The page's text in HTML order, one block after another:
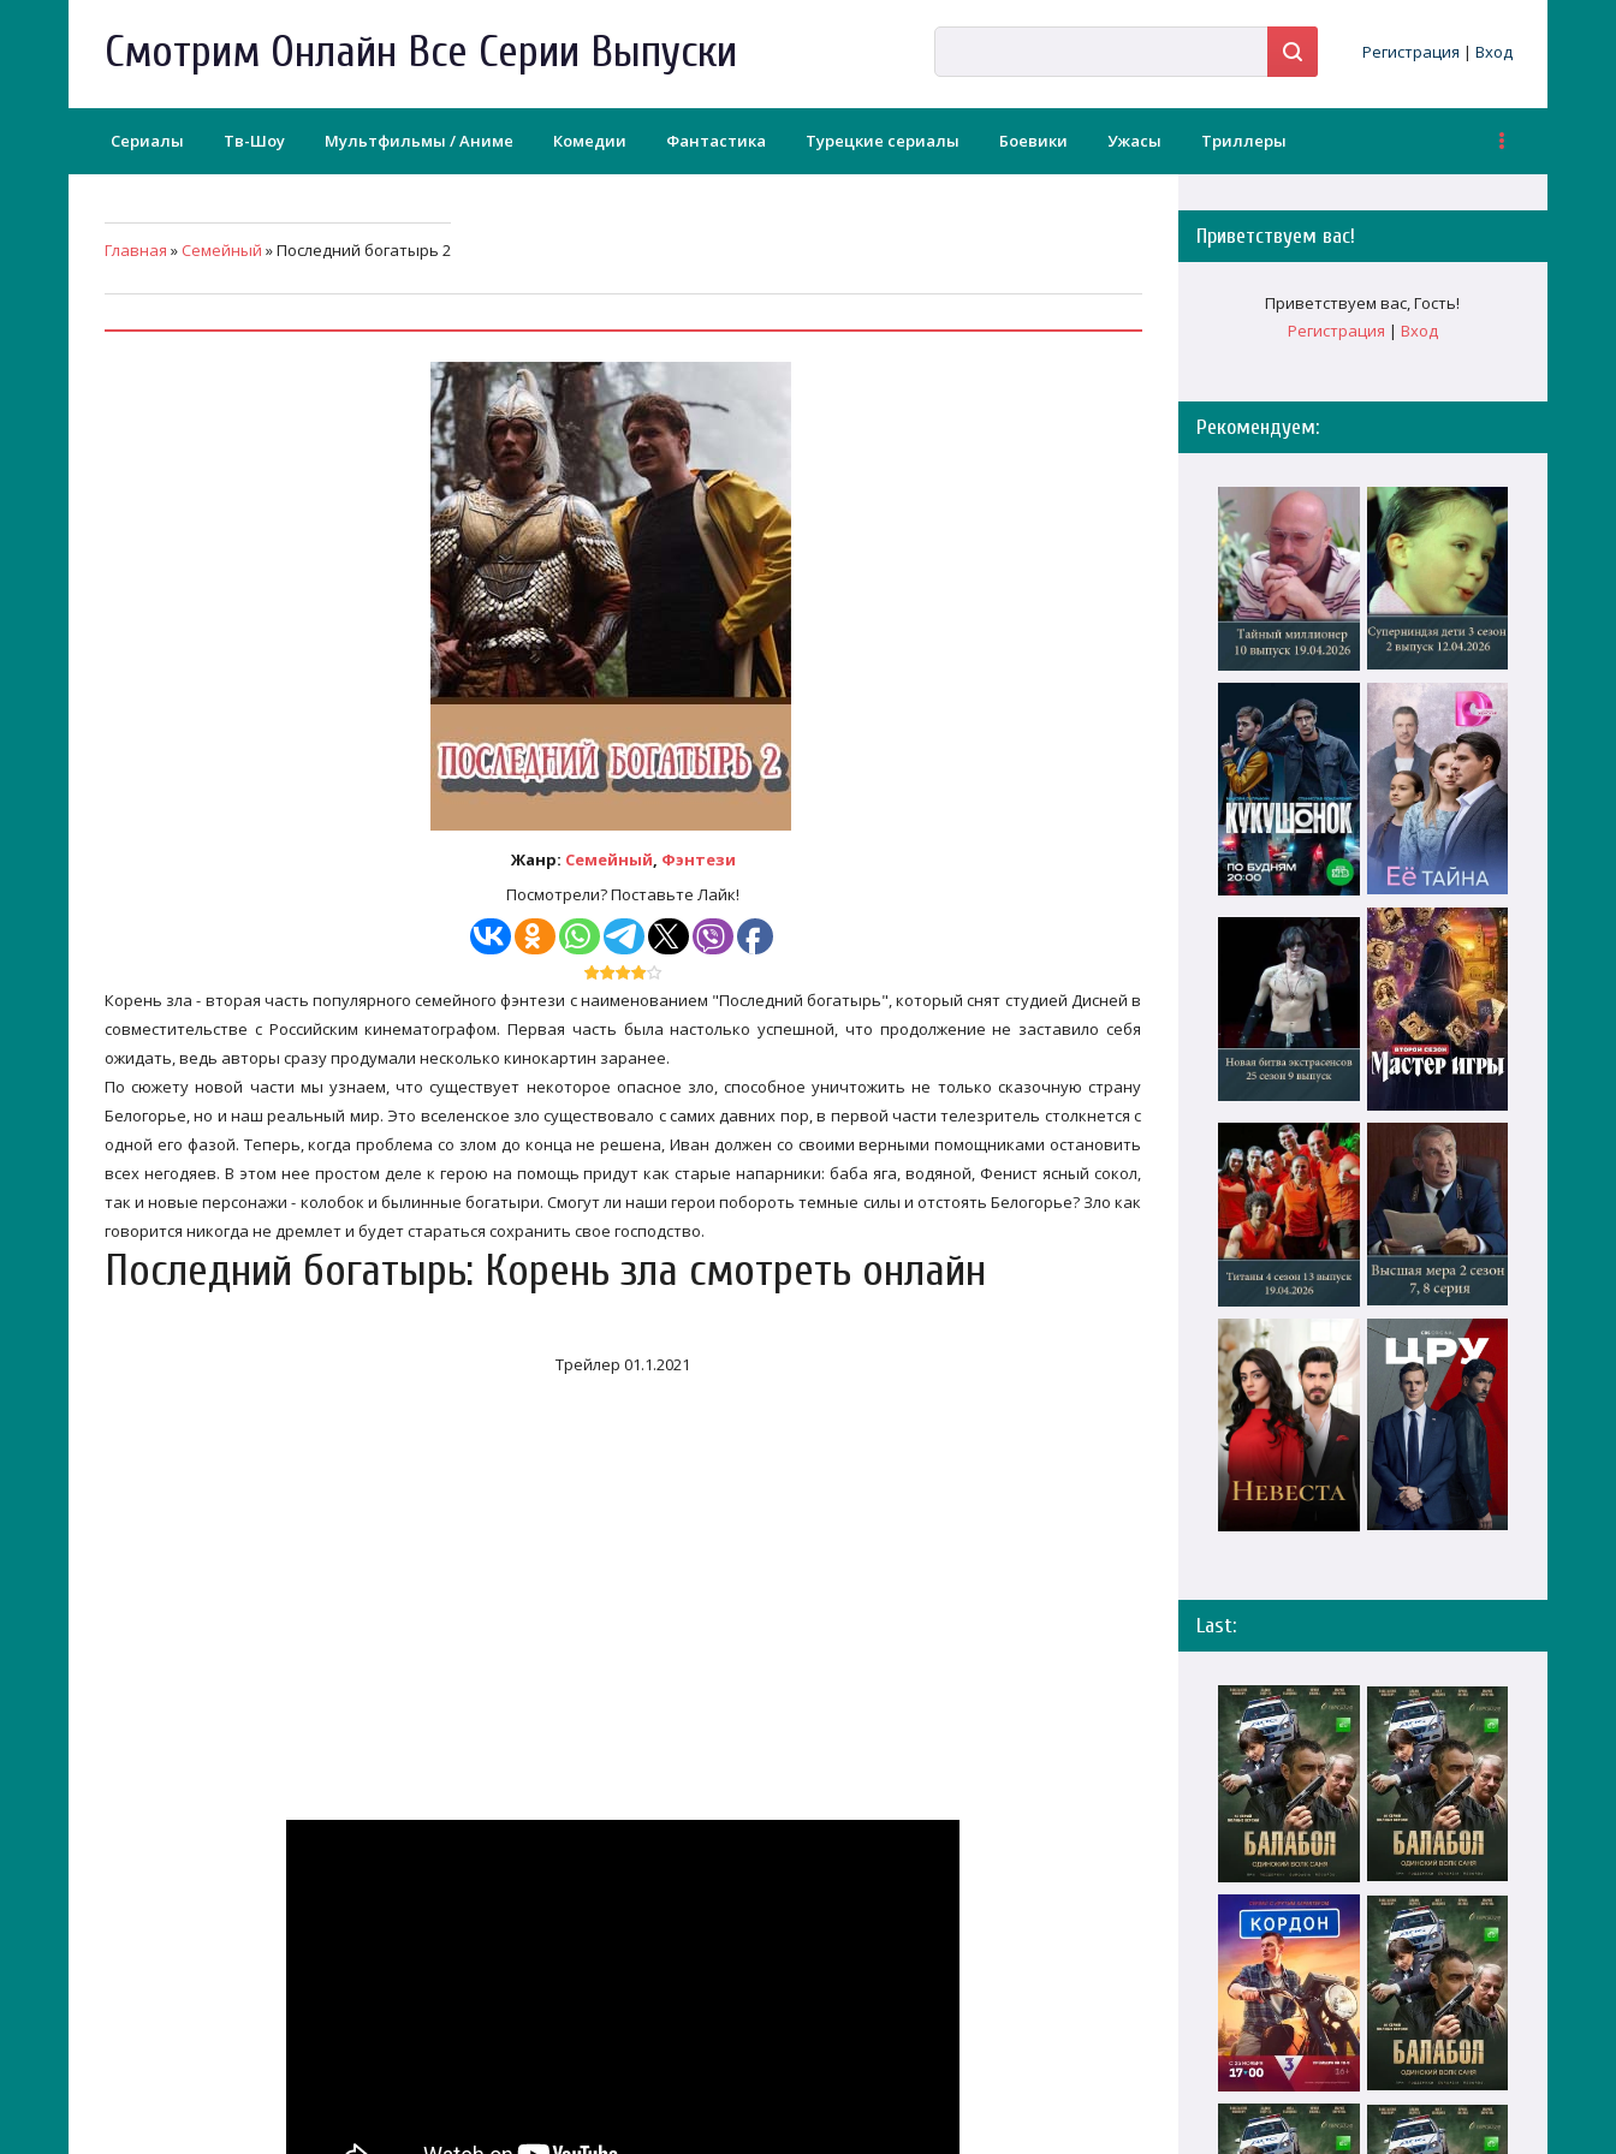
Смотрим Онлайн Все Серии Выпуски Регистрация | Вход
Сериалы Тв-Шоу Мультфильмы / Аниме Комедии Фантастика Турецкие сериалы Боевики Ужасы Триллеры
Главная » Семейный » Последний богатырь 2
Жанр: Семейный, Фэнтези
Посмотрели? Поставьте Лайк!
Корень зла - вторая часть популярного семейного фэнтези с наименованием "Последний богатырь", который снят студией Дисней в
совместительстве с Российским кинематографом. Первая часть была настолько успешной, что продолжение не заставило себя
ожидать, ведь авторы сразу продумали несколько кинокартин заранее.
По сюжету новой части мы узнаем, что существует некоторое опасное зло, способное уничтожить не только сказочную страну
Белогорье, но и наш реальный мир. Это вселенское зло существовало с самих давних пор, в первой части телезритель столкнется с
одной его фазой. Теперь, когда проблема со злом до конца не решена, Иван должен со своими верными помощниками остановить
всех негодяев. В этом нее простом деле к герою на помощь придут как старые напарники: баба яга, водяной, Фенист ясный сокол,
так и новые персонажи - колобок и былинные богатыри. Смогут ли наши герои побороть темные силы и отстоять Белогорье? Зло как
говорится никогда не дремлет и будет стараться сохранить свое господство.
Последний богатырь: Корень зла смотреть онлайн
Трейлер 01.1.2021
Приветствуем вас!
Приветствуем вас,Гость!
Регистрация | Вход
Рекомендуем:
Last: